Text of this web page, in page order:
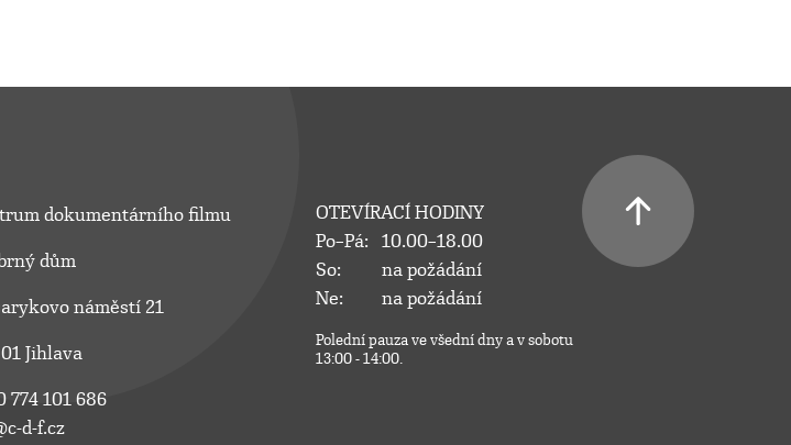
dokumentárního filmu
dům
náměstí 21
Jihlava
774 101 686
d-f.cz
OTEVÍRACÍ HODINY
Po–Pá:
10.00–18.00
So:
na požádání
Ne:
na požádání
Polední pauza ve všední dny a v sobotu
13:00 - 14:00.